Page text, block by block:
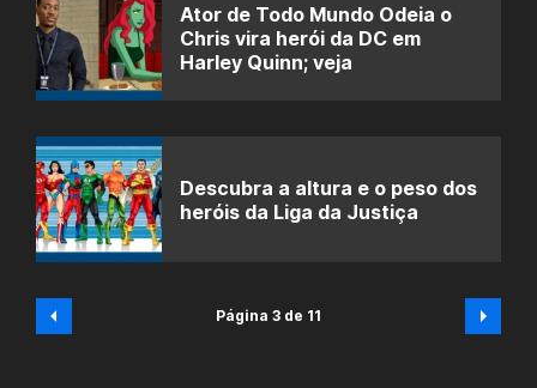
Ator de Todo Mundo Odeia o
Chris vira herói da DC em
Harley Quinn; veja
Descubra a altura e o peso dos
heróis da Liga da Justiça
Página 3 de 11